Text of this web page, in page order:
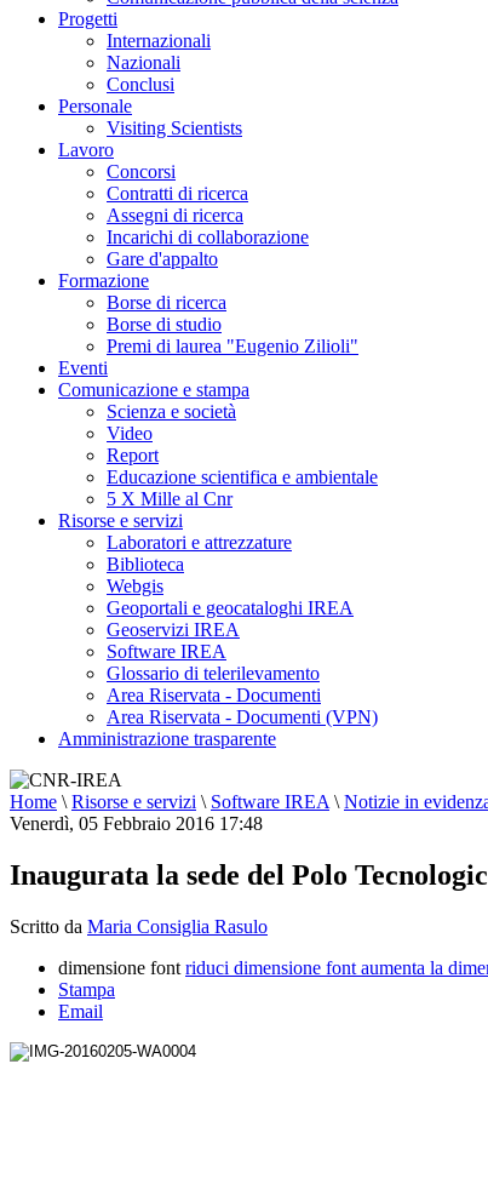
Progetti
Internazionali
Nazionali
Conclusi
Personale
Visiting Scientists
Lavoro
Concorsi
Contratti di ricerca
Assegni di ricerca
Incarichi di collaborazione
Gare d'appalto
Formazione
Borse di ricerca
Borse di studio
Premi di laurea "Eugenio Zilioli"
Eventi
Comunicazione e stampa
Scienza e società
Video
Report
Educazione scientifica e ambientale
5 X Mille al Cnr
Risorse e servizi
Laboratori e attrezzature
Biblioteca
Webgis
Geoportali e geocataloghi IREA
Geoservizi IREA
Software IREA
Glossario di telerilevamento
Area Riservata - Documenti
Area Riservata - Documenti (VPN)
Amministrazione trasparente
Home \ Risorse e servizi \ Software IREA \ Notizie in
Venerdì, 05 Febbraio 2016 17:48
Inaugurata la sede del Polo
Scritto da Maria Consiglia Rasulo
dimensione font riduci dimensione font aumenta la
Stampa
Email